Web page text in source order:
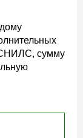
сумму